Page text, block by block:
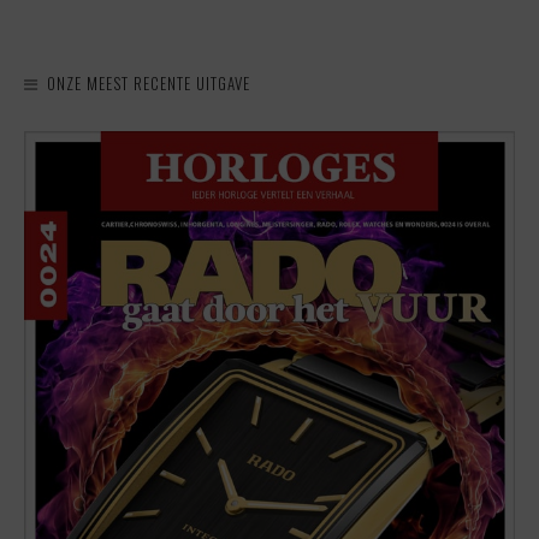
ONZE MEEST RECENTE UITGAVE